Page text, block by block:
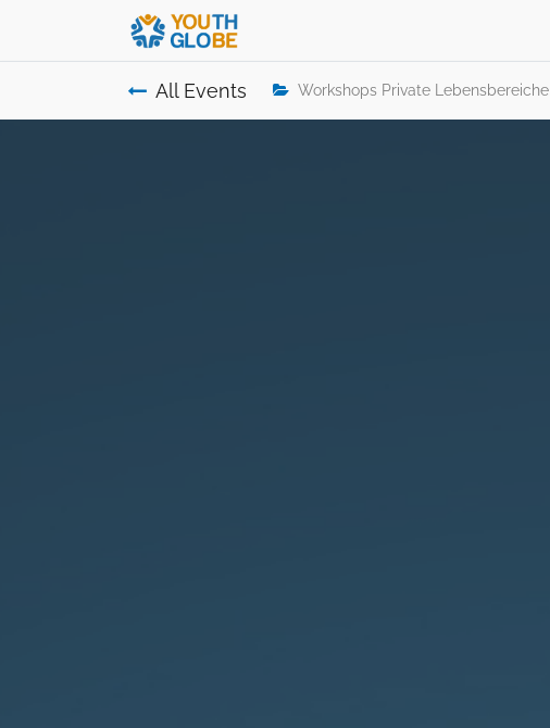
All Events Workshops Private Lebensbereiche